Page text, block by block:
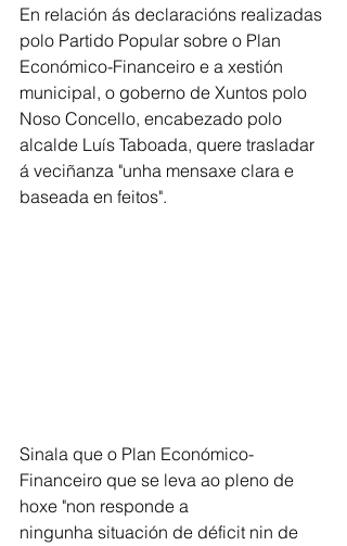
En relación ás declaracións realizadas
polo Partido Popular sobre o Plan
Económico-Financeiro e a xestión
municipal, o goberno de Xuntos polo
Noso Concello, encabezado polo
alcalde Luís Taboada, quere trasladar
á veciñanza "unha mensaxe clara e
baseada en feitos".
Sinala que o Plan Económico-
Financeiro que se leva ao pleno de
hoxe "non responde a
ningunha situación de déficit nin de